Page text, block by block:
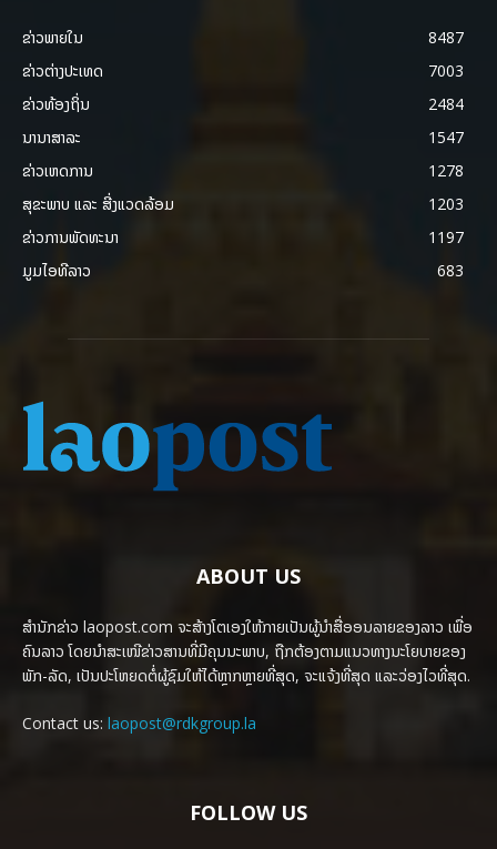
ຂ່າວພາຍ​ໃນ
8487
ຂ່າວຕ່າງປະເທດ
7003
ຂ່າວທ້ອງຖິ່ນ
2484
ນານາສາລະ
1547
ຂ່າວເຫດການ
1278
ສຸຂະພາບ ແລະ ສີ່ງແວດລ້ອມ
1203
ຂ່າວການພັດທະນາ
1197
ມູມໄອທີລາວ
683
ABOUT US
ສຳນັກຂ່າວ laopost.com ຈະສ້າງໂຕເອງໃຫ້ກາຍເປັນຜູ້ນຳສື່ອອນລາຍຂອງລາວ ເພື່ອ
ຄົນລາວ ໂດຍນຳສະເໜີຂ່າວສານທີ່ມີຄຸນນະພາບ, ຖືກຕ້ອງຕາມແນວທາງນະໂຍບາຍຂອງ
ພັກ-ລັດ, ເປັນປະໂຫຍດຕໍ່ຜູ້ຊົມໃຫ້ໄດ້ຫຼາກຫຼາຍທີ່ສຸດ, ຈະແຈ້ງທີ່ສຸດ ແລະວ່ອງໄວທີ່ສຸດ.
Contact us: laopost@rdkgroup.la
FOLLOW US